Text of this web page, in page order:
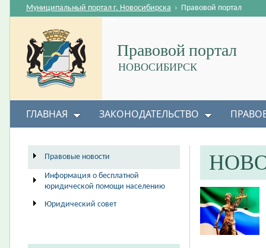
Правовой портал
НОВОСИБИРСК
Муниципальный портал г. Новосибирска › Правовой портал
ГЛАВНАЯ ЗАКОНОДАТЕЛЬСТВО
Правовые новости
Информация о бесплатной
юридической помощи населению
Юридический совет